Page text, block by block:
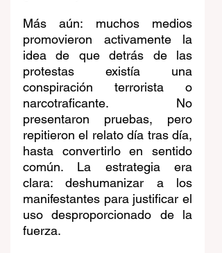
Más aún: muchos medios
promovieron activamente la
idea de que detrás de las
protestas existía una
conspiración terrorista o
narcotraficante. No
presentaron pruebas, pero
repitieron el relato día tras día,
hasta convertirlo en sentido
común. La estrategia era
clara: deshumanizar a los
manifestantes para justificar el
uso desproporcionado de la
fuerza.